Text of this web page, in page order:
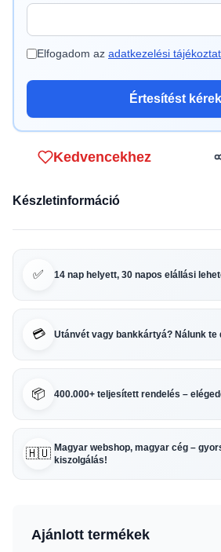
Elfogadom az adatkezelési
Értesítést kérek
Kedvencekhez
Készletinformáció
✅ 14 nap helyett, 30 napos elállási
💳 Utánvét vagy bankkártyá? Nálunk te
📦 400.000+ teljesített rendelés –
🇭🇺 Magyar webshop, magyar cég –
kiszolgálás!
Ajánlott termékek